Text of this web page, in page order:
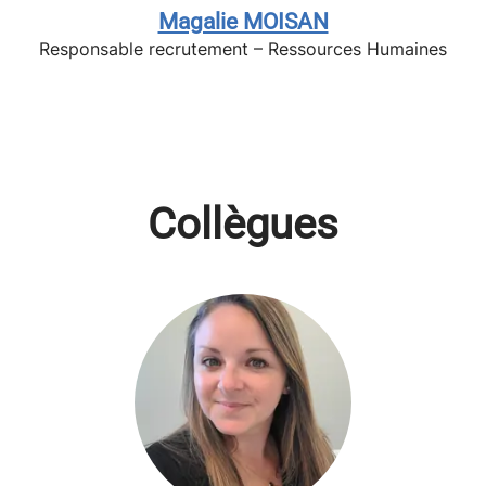
Magalie MOISAN
Responsable recrutement – Ressources Humaines
Collègues